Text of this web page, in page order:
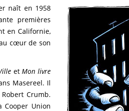
naît en 1958
premières
en Californie,
cœur de son
etMon livre
Masereel. Il
Crumb.
Cooper Union